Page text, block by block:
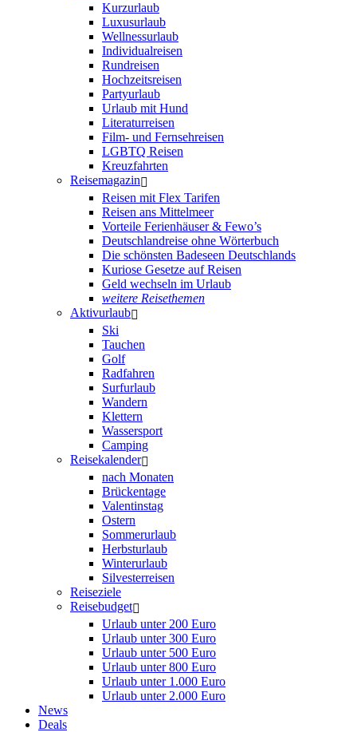
Kurzurlaub
Luxusurlaub
Wellnessurlaub
Individualreisen
Rundreisen
Hochzeitsreisen
Partyurlaub
Urlaub mit Hund
Literaturreisen
Film- und Fernsehreisen
LGBTQ Reisen
Kreuzfahrten
Reisemagazin
Reisen mit Flex Tarifen
Reisen ans Mittelmeer
Vorteile Ferienhäuser & Fewo’s
Deutschlandreise ohne Wörterbuch
Die schönsten Badeseen Deutschlands
Kuriose Gesetze auf Reisen
Geld wechseln im Urlaub
weitere Reisethemen
Aktivurlaub
Ski
Tauchen
Golf
Radfahren
Surfurlaub
Wandern
Klettern
Wassersport
Camping
Reisekalender
nach Monaten
Brückentage
Valentinstag
Ostern
Sommerurlaub
Herbsturlaub
Winterurlaub
Silvesterreisen
Reiseziele
Reisebudget
Urlaub unter 200 Euro
Urlaub unter 300 Euro
Urlaub unter 500 Euro
Urlaub unter 800 Euro
Urlaub unter 1.000 Euro
Urlaub unter 2.000 Euro
News
Deals